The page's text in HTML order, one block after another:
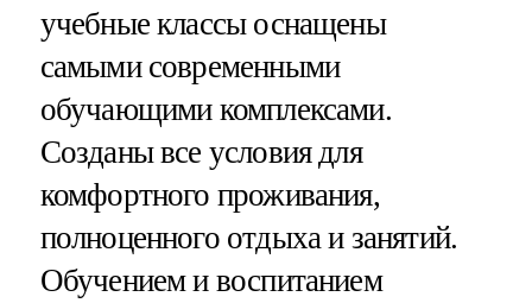
учебные классы оснащены
самыми современными
обучающими комплексами.
Созданы все условия для
комфортного проживания,
полноценного отдыха и занятий.
Обучением и воспитанием